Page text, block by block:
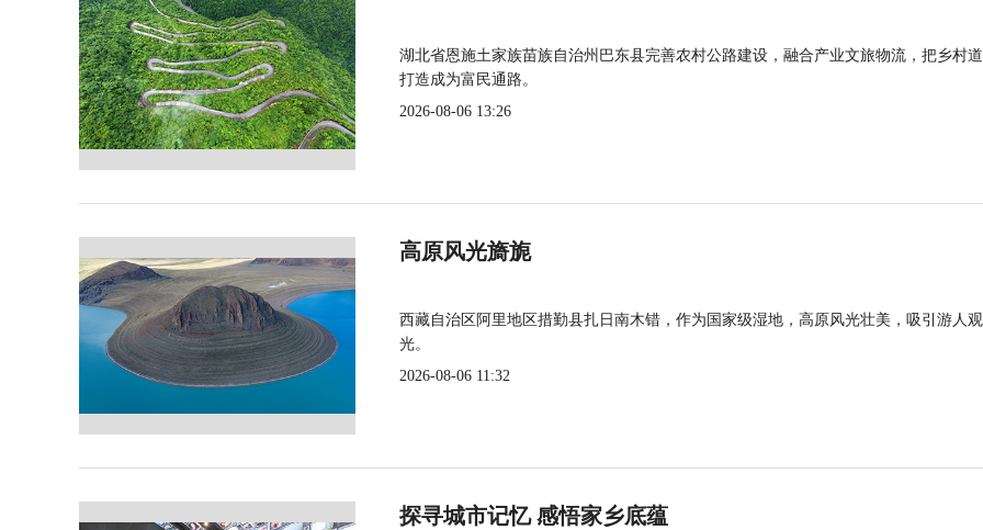
湖北省恩施土家族苗族自治州巴东县完善农村公路建设，融合产业文旅物流，把乡村
打造成为富民通路。
2026-08-06 13:26
高原风光旖旎
西藏自治区阿里地区措勤县扎日南木错，作为国家级湿地，高原风光壮美，吸引游人观
光。
2026-08-06 11:32
探寻城市记忆 感悟家乡底蕴